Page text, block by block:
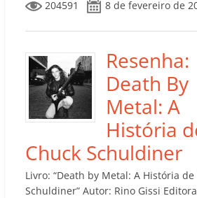
e
b
o
o
k
er l s
A
p
p
e
dI
n
m
p
ar
til
h
ar
204591 8 de fevereiro de
Resenha:
Death By
Metal: A
História
Chuck Schuldiner
Livro: “Death by Metal: A História de
Schuldiner” Autor: Rino Gissi